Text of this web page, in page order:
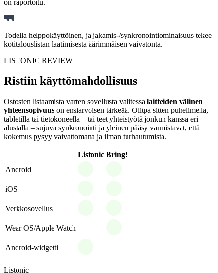
on raportoitu.
Todella helppokäyttöinen, ja jakamis-/synkronointiominaisuus tekee
kotitalouslistan laatimisesta äärimmäisen vaivatonta.
LISTONIC REVIEW
Ristiin käyttömahdollisuus
Ostosten listaamista varten sovellusta valitessa laitteiden välinen
yhteensopivuus on ensiarvoisen tärkeää. Olitpa sitten puhelimella,
tabletilla tai tietokoneella – tai teet yhteistyötä jonkun kanssa eri
alustalla – sujuva synkronointi ja yleinen pääsy varmistavat, että
kokemus pysyy vaivattomana ja ilman turhautumista.
Listonic Bring!
Android
iOS
Verkkosovellus
Wear OS/Apple Watch
Android-widgetti
Listonic